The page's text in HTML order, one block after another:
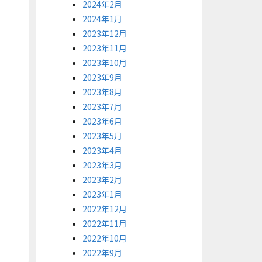
2024年2月
2024年1月
2023年12月
2023年11月
2023年10月
2023年9月
2023年8月
2023年7月
2023年6月
2023年5月
2023年4月
2023年3月
2023年2月
2023年1月
2022年12月
2022年11月
2022年10月
2022年9月